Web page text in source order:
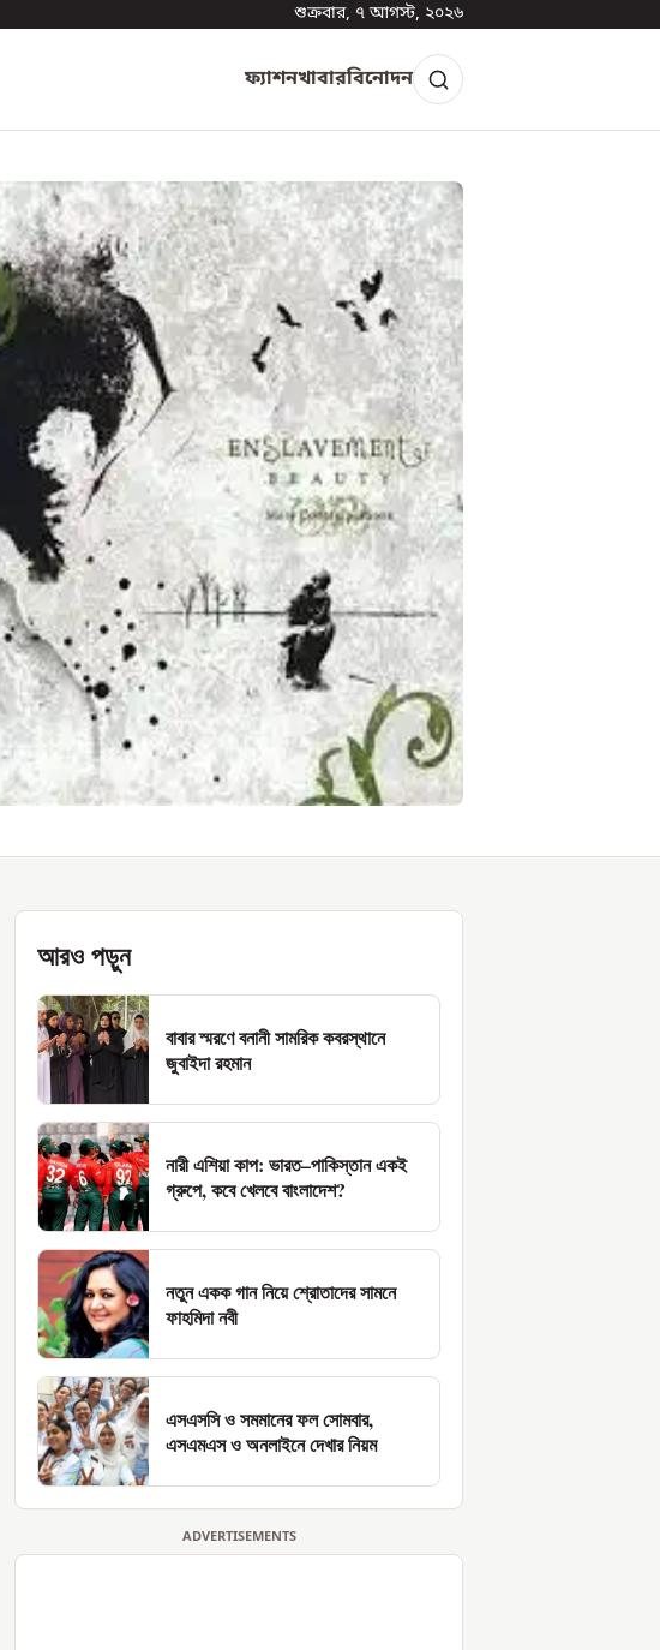
শুক্রবার, ৭ আগস্ট, ২০২৬
ফ্যাশনখাবারবিনোদন
আরও পড়ুন
বাবার স্মরণে বনানী সামরিক কবরস্থানে
জুবাইদা রহমান
নারী এশিয়া কাপ: ভারত–পাকিস্তান একই
গ্রুপে, কবে খেলবে বাংলাদেশ?
নতুন একক গান নিয়ে শ্রোতাদের সামনে
ফাহমিদা নবী
এসএসসি ও সমমানের ফল সোমবার,
এসএমএস ও অনলাইনে দেখার নিয়ম
ADVERTISEMENTS